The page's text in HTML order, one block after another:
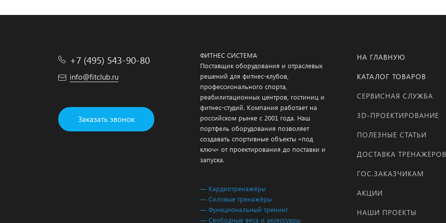
+7 (495) 543-90-80
info@fitclub.ru
Заказать звонок
ФИТНЕС СИСТЕМА
Поставщик оборудования и отраслевых
решений для фитнес-клубов,
профессионального спорта,
реабилитационных центров, гостиниц и
фитнес-студий. Компания работает на
российском рынке с 2001 года. Наш
портфель оборудования позволяет
создавать спортивные объекты «под
ключ» от проектирования до поставки и
запуска.
— Кардиотренажёры
— Силовые тренажёры
— Функциональный тренинг
— Свободные веса и аксессуары
НА ГЛАВНУЮ
КАТАЛОГ ТОВАРОВ
СЕРВИСНАЯ СЛУЖБА
3D-ПРОЕКТИРОВАНИЕ
ПОЛЕЗНЫЕ СТАТЬИ
ДОСТАВКА ТРЕНАЖЕРОВ
ГОС.ЗАКАЗЧИКАМ
АКЦИИ
НАШИ ПРОЕКТЫ